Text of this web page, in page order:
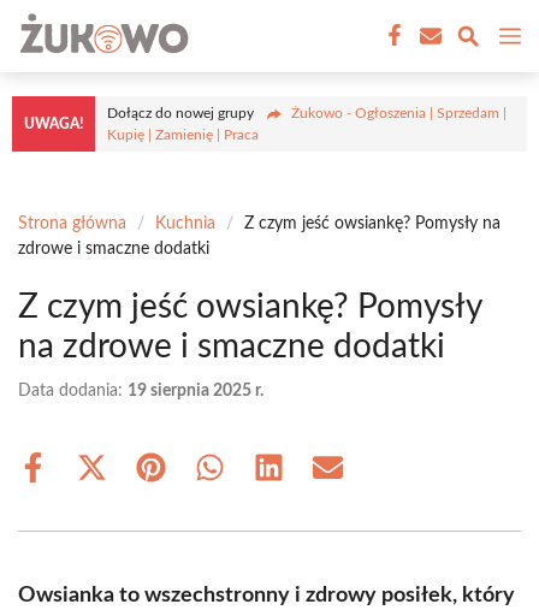
Przejdź
treści
UWAGA!
Dołącz do nowej grupy
Żukowo - Ogłoszenia | Sprzedam |
Kupię | Zamienię | Praca
Strona główna / Kuchnia /
Z czym jeść owsiankę? Pomysły na
zdrowe i smaczne dodatki
Z czym jeść owsiankę? Pomysły
na zdrowe i smaczne dodatki
Data dodania: 19 sierpnia 2025 r.
Share
Share
(Twitter)
Share Share Share Share
Owsianka to wszechstronny i zdrowy posiłek, który